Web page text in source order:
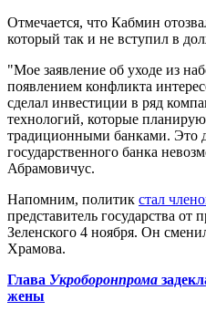
Отмечается, что Кабмин
который так и не вступил в
"Мое заявление об уходе из
появлением конфликта
сделал инвестиции в ряд
технологий, которые
традиционными банками. Это
государственного банка
Абрамовичус.
Напомним, политик стал
представитель государства
Зеленского 4 ноября. Он
Храмова.
Глава Укроборонпрома
жены